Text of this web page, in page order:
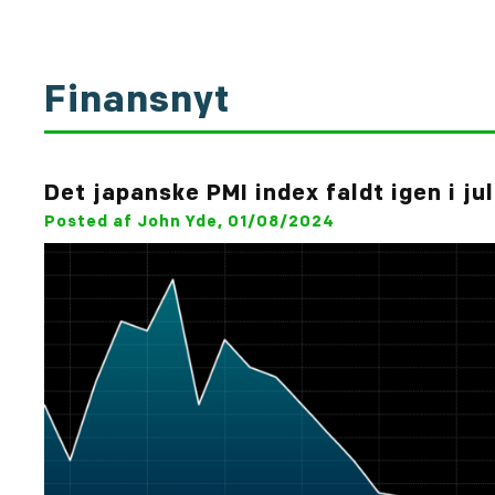
Finansnyt
Det japanske PMI index faldt igen i
Posted af John Yde, 01/08/2024